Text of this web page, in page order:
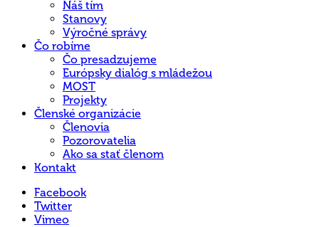
Náš tím
Stanovy
Výročné správy
Čo robíme
Čo presadzujeme
Európsky dialóg s mládežou
MOST
Projekty
Členské organizácie
Členovia
Pozorovatelia
Ako sa stať členom
Kontakt
Facebook
Twitter
Vimeo